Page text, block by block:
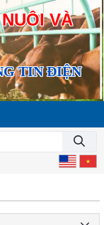
VÀ
TIN ĐIỆN